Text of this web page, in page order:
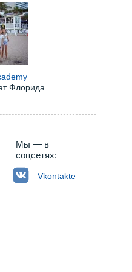
Флорида
Мы — в
соцсетях:
Vkontakte